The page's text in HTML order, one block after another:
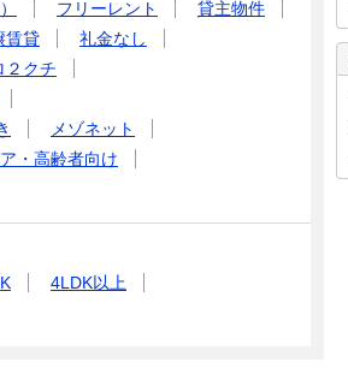
フリーレント
貸主物件
賃貸
礼金なし
２クチ
メゾネット
・高齢者向け
4LDK以上